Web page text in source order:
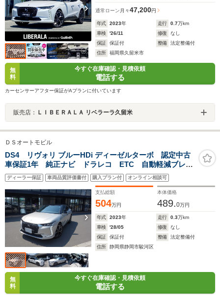
通常ローン 月々47,200円
年式 2023年 走行 0.7万km
車検
'26/11 修復
なし
保証
保証付 整備
法定整備付
住所
福岡県久留米市
無
料
今すぐ在庫確認・見積依頼
電話する
カーセンサーアフター保証がAプランに付いています
販売店： ＬＩＢＥＲＡＬＡ リベラーラ久留米
ＤＳオートモビル
DS4 リヴォリ ブルーHDi ディーゼルターボ 認定中古
車保証1年 純正ナビ ドラレコ ETC 自動軽減ブレー
キ LEDヘッドライト バックカメラ カープレイ&アン
ドロイドオート ACC 障害物センサー
ディーラー保証 車両品質評価書付 購入プラン付 オンライン相談可
支払総額
504万円
本体価格
489.0万円
年式 2023年 走行 0.3万km
車検
'28/05 修復
なし
保証
保証付 整備
法定整備付
住所
静岡県静岡市駿河区
無
料
今すぐ在庫確認・見積依頼
電話する